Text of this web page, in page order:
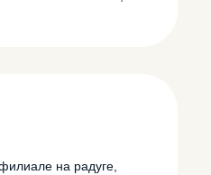
на радуге,